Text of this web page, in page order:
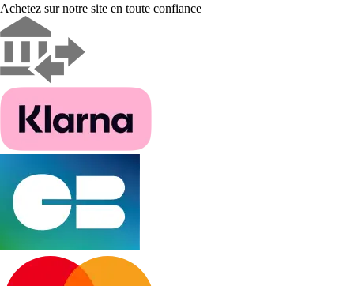
Achetez sur notre site en toute confiance